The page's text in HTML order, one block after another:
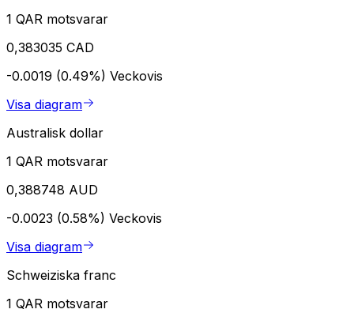
1 QAR motsvarar
0,383035 CAD
-0.0019 (0.49%) Veckovis
Visa diagram
Australisk dollar
1 QAR motsvarar
0,388748 AUD
-0.0023 (0.58%) Veckovis
Visa diagram
Schweiziska franc
1 QAR motsvarar